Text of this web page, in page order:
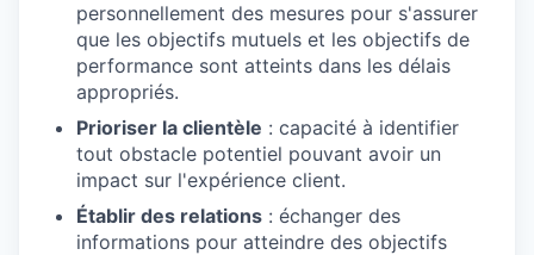
personnellement des mesures pour s'assurer
que les objectifs mutuels et les objectifs de
performance sont atteints dans les délais
appropriés.
Prioriser la clientèle : capacité à identifier
tout obstacle potentiel pouvant avoir un
impact sur l'expérience client.
Établir des relations : échanger des
informations pour atteindre des objectifs